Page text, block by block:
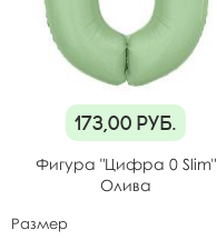
173,00 руб.
Фигура "Цифра 0 Slim"
Олива
Размер